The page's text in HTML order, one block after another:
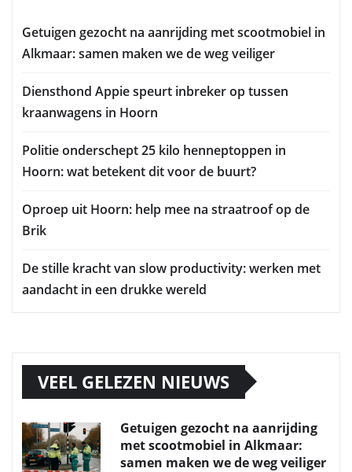
Getuigen gezocht na aanrijding met scootmobiel in
Alkmaar: samen maken we de weg veiliger
Diensthond Appie speurt inbreker op tussen
kraanwagens in Hoorn
Politie onderschept 25 kilo henneptoppen in
Hoorn: wat betekent dit voor de buurt?
Oproep uit Hoorn: help mee na straatroof op de
Brik
De stille kracht van slow productivity: werken met
aandacht in een drukke wereld
VEEL GELEZEN NIEUWS
Getuigen gezocht na aanrijding
met scootmobiel in Alkmaar:
samen maken we de weg veiliger